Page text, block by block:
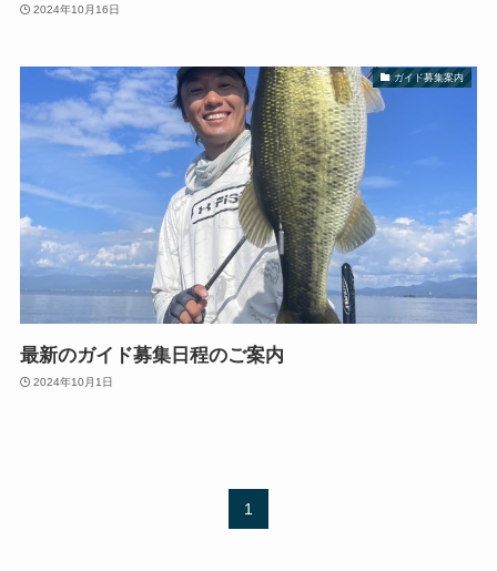
2024年10月16日
ガイド募集案内
最新のガイド募集日程のご案内
2024年10月1日
1